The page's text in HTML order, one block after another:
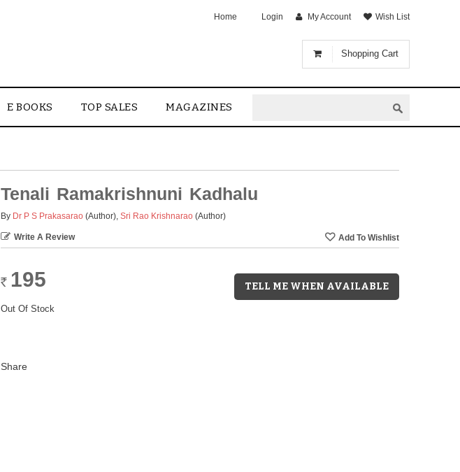
Shopping Cart
Home Login My Account Wish List
E BOOKS TOP SALES MAGAZINES
Tenali Ramakrishnuni Kadhalu
By Dr P S Prakasarao (Author), Sri Rao Krishnarao (Author)
Write A Review
Rs. 195
Out Of Stock